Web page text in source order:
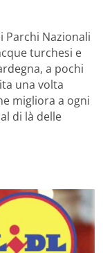
Parchi Nazionali
turchesi e
a pochi
una volta
migliora a ogni
di là delle